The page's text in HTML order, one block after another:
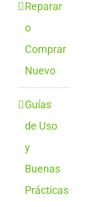
Reparar
o
Comprar
Nuevo
Guías
de Uso
y
Buenas
Prácticas